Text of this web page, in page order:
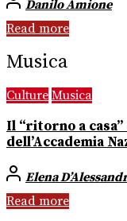
Danilo Amione
Read more
Musica
Culture Musica
Il “ritorno a
dell’Accademia
Elena
Read more